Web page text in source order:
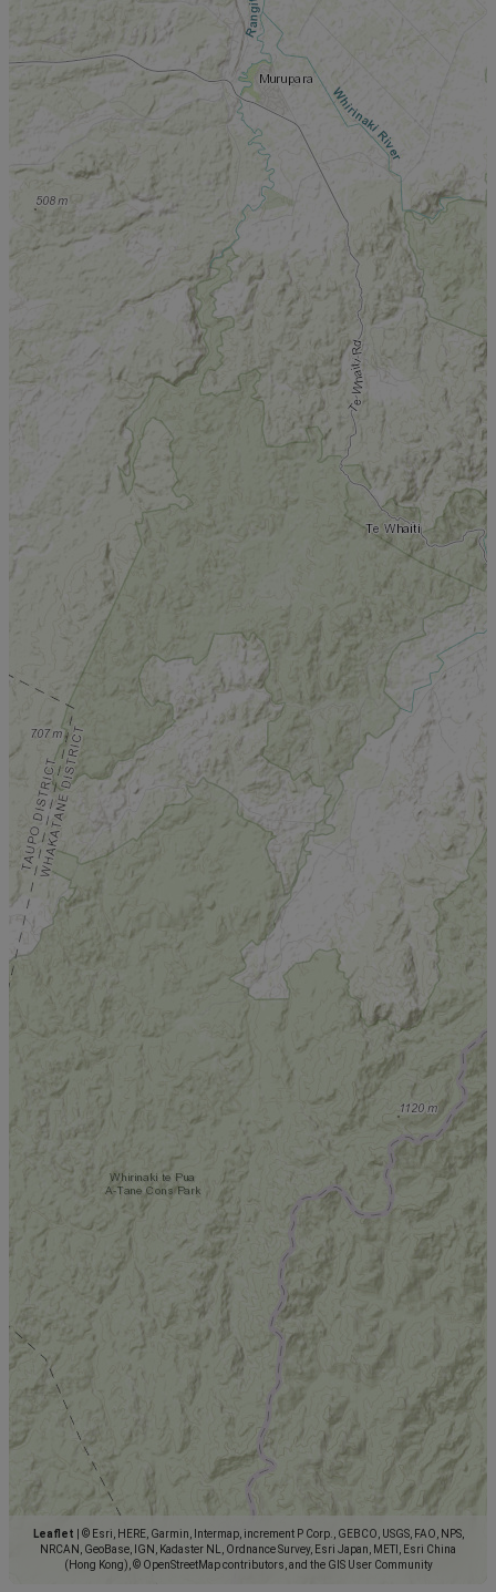
Leaflet
© Esri, HERE, Garmin, Intermap, increment P Corp., GEBCO, USGS, FAO, NPS,
NRCAN, GeoBase, IGN, Kadaster NL, Ordnance Survey, Esri Japan, METI, Esri China
(Hong Kong), © OpenStreetMap contributors, and the GIS User Community